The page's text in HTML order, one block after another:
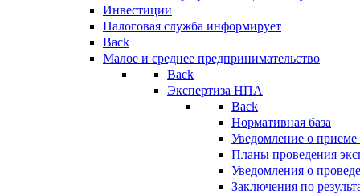
Инвестиции
Налоговая служба информирует
Back
Малое и среднее предпринимательство
Back
Экспертиза НПА
Back
Нормативная база
Уведомление о
Планы проведения
Уведомления о
Заключения по